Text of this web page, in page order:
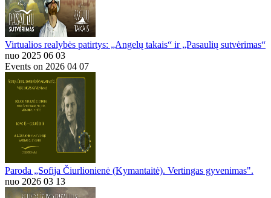
Virtualios realybės patirtys: „Angelų takais“ ir „Pasaulių sutvėrimas“
nuo 2025 06 03
Events on 2026 04 07
Paroda „Sofija Čiurlionienė (Kymantaitė). Vertingas gyvenimas".
nuo 2026 03 13